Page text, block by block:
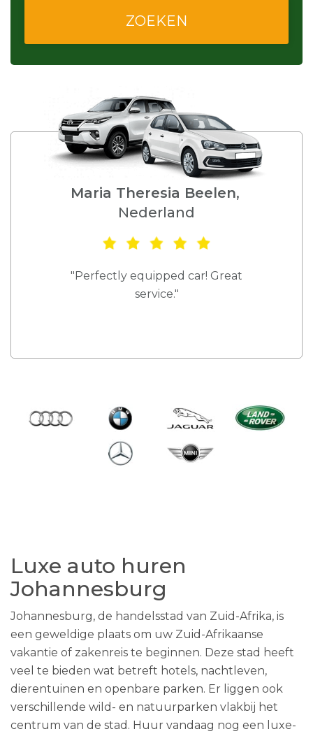
Maria Theresia Beelen,
Nederland
"Perfectly equipped car! Great
service."
Luxe auto huren
Johannesburg
Johannesburg, de handelsstad van Zuid-Afrika, is
een geweldige plaats om uw Zuid-Afrikaanse
vakantie of zakenreis te beginnen. Deze stad heeft
veel te bieden wat betreft hotels, nachtleven,
dierentuinen en openbare parken. Er liggen ook
verschillende wild- en natuurparken vlakbij het
centrum van de stad. Huur vandaag nog een luxe-